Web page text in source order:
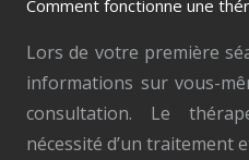
Comment fonctionne une
Lors de votre première
informations sur vous-
consultation. Le
nécessité d’un traitement